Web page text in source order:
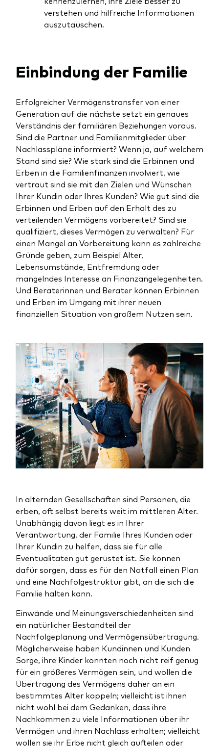
verstehen und hilfreiche Informationen
auszutauschen.
Einbindung der Familie
Erfolgreicher Vermögenstransfer von einer
Generation auf die nächste setzt ein genaues
Verständnis der familiären Beziehungen voraus.
Sind die Partner und Familienmitglieder über
Nachlasspläne informiert? Wenn ja, auf welchem
Stand sind sie? Wie stark sind die Erbinnen und
Erben in die Familienfinanzen involviert, wie
vertraut sind sie mit den Zielen und Wünschen
Ihrer Kundin oder Ihres Kunden? Wie gut sind die
Erbinnen und Erben auf den Erhalt des zu
verteilenden Vermögens vorbereitet? Sind sie
qualifiziert, dieses Vermögen zu verwalten? Für
einen Mangel an Vorbereitung kann es zahlreiche
Gründe geben, zum Beispiel Alter,
Lebensumstände, Entfremdung oder
mangelndes Interesse an Finanzangelegenheiten.
Und Beraterinnen und Berater können Erbinnen
und Erben im Umgang mit ihrer neuen
finanziellen Situation von großem Nutzen sein.
In alternden Gesellschaften sind Personen, die
erben, oft selbst bereits weit im mittleren Alter.
Unabhängig davon liegt es in Ihrer
Verantwortung, der Familie Ihres Kunden oder
Ihrer Kundin zu helfen, dass sie für alle
Eventualitäten gut gerüstet ist. Sie können
dafür sorgen, dass es für den Notfall einen Plan
und eine Nachfolgestruktur gibt, an die sich die
Familie halten kann.
Einwände und Meinungsverschiedenheiten sind
ein natürlicher Bestandteil der
Nachfolgeplanung und Vermögensübertragung.
Möglicherweise haben Kundinnen und Kunden
Sorge, ihre Kinder könnten noch nicht reif genug
für ein größeres Vermögen sein, und wollen die
Übertragung des Vermögens daher an ein
bestimmtes Alter koppeln; vielleicht ist ihnen
nicht wohl bei dem Gedanken, dass ihre
Nachkommen zu viele Informationen über ihr
Vermögen und ihren Nachlass erhalten; vielleicht
wollen sie ihr Erbe nicht gleich aufteilen oder